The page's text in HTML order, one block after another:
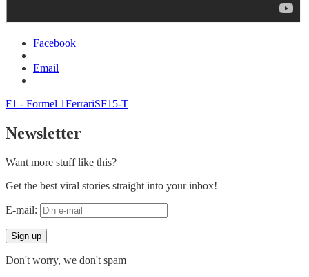
Facebook
Email
F1 - Formel 1FerrariSF15-T
Newsletter
Want more stuff like this?
Get the best viral stories straight into your inbox!
E-mail:
Don't worry, we don't spam